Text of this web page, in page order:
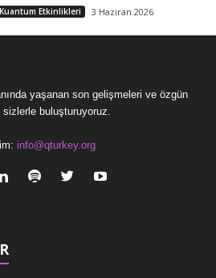
Etkinlikleri 3 Haziran 2026
yaşanan son gelişmeleri ve özgün
buluşturuyoruz.
info@qturkey.org